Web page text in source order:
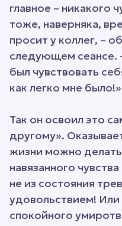
главное – никакого
тоже, наверняка,
просит у коллег, –
следующем сеансе.
был чувствовать
как легко мне было!»
Так он освоил это
другому».
жизни можно
навязанного
не из состояния
удовольствием! Или
спокойного